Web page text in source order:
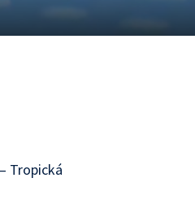
Tropická